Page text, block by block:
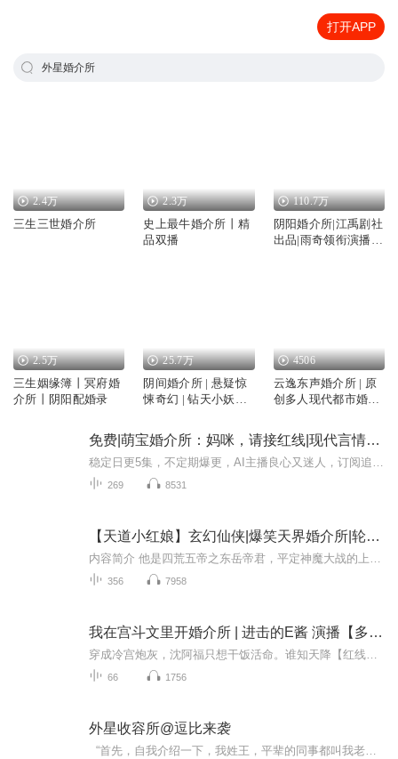
打开APP
外星婚介所
2.4万
三生三世婚介所
2.3万
史上最牛婚介所丨精
品双播
110.7万
阴阳婚介所|江禹剧社
出品|雨奇领衔演播
2.5万
三生姻缘簿丨冥府婚
介所丨阴阳配婚录
25.7万
阴间婚介所 | 悬疑惊
悚奇幻 | 钻天小妖播
4506
云逸东声婚介所 | 原
创多人现代都市婚恋
免费|萌宝婚介所：妈咪，请接红线|现代言情&破镜重圆&宝宝
269 8531
【天道小红娘】玄幻仙侠|爆笑天界婚介所|轮回重生|鬼灵精怪
356 7958
我在宫斗文里开婚介所 | 进击的E酱 演播【多播】 | 反套路宫斗 | 轻松搞笑
66 1756
外星收容所@逗比来袭